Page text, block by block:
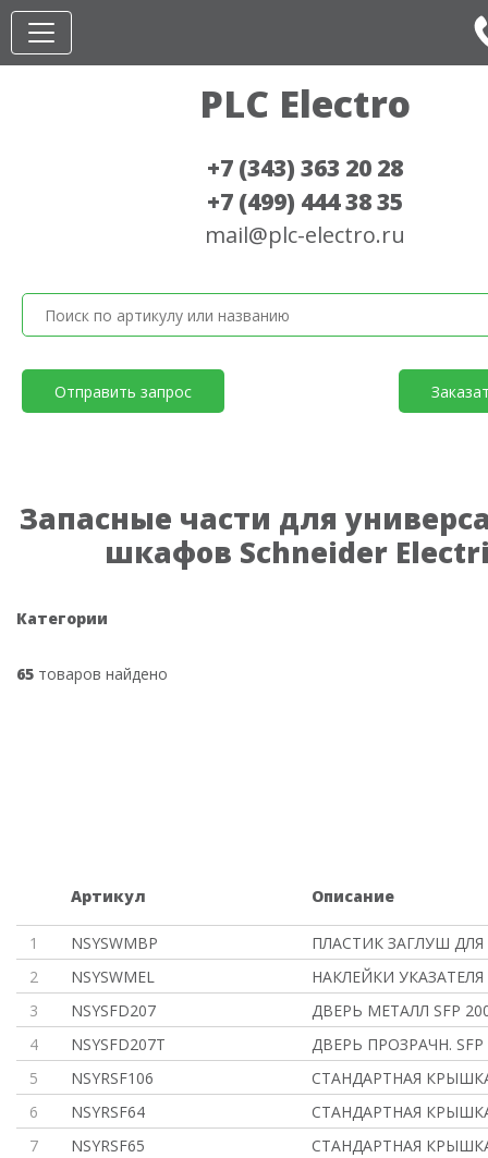
PLC Electro
+7 (343) 363 20 28
+7 (499) 444 38 35
mail@plc-electro.ru
Отправить запрос
Запасные части для
шкафов Schneider
Категории
65 товаров найдено
Артикул Описание
1 NSYSWMBP
ПЛАСТИК ЗАГЛУШ
2
NSYSWMEL
НАКЛЕЙКИ
3
NSYSFD207
ДВЕРЬ МЕТАЛЛ SFP
4
NSYSFD207T
ДВЕРЬ ПРОЗРАЧН. SFP
5
NSYRSF106
СТАНДАРТНАЯ
6
NSYRSF64
СТАНДАРТНАЯ
7
NSYRSF65
СТАНДАРТНАЯ